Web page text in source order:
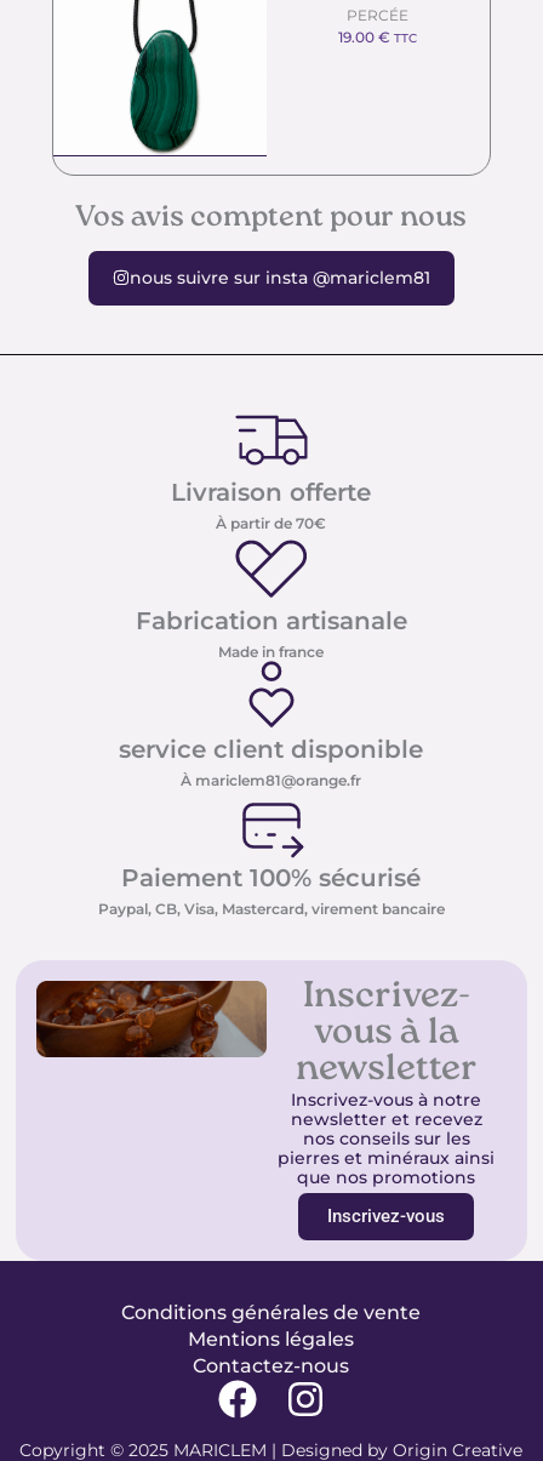
PERCÉE
19.00€ TTC
Vos avis comptent pour nous
nous suivre sur insta @mariclem81
Livraison offerte
À partir de 70€
Fabrication artisanale
Made in france
service client disponible
À mariclem81@orange.fr
Paiement 100% sécurisé
Paypal, CB, Visa, Mastercard, virement bancaire
Inscrivez-
vous à la
newsletter
Inscrivez-vous à notre
newsletter et recevez
nos conseils sur les
pierres et minéraux ainsi
que nos promotions
Inscrivez-vous
Conditions générales de vente
Mentions légales
Contactez-nous
F
a
I
n
Copyright © 2025 MARICLEM | Designed byOrigin Creative